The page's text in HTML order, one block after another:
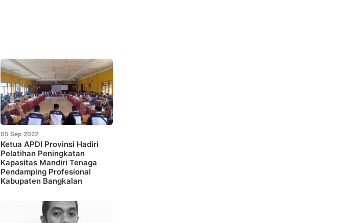
05 Sep 2022
Ketua APDI Provinsi Hadiri
Pelatihan Peningkatan
Kapasitas Mandiri Tenaga
Pendamping Profesional
Kabupaten Bangkalan